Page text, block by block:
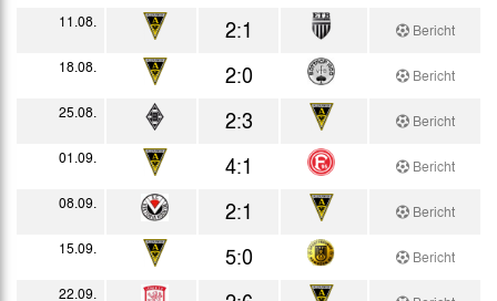
11.08.
2:1
Bericht
18.08.
2:0
Bericht
25.08.
2:3
Bericht
01.09.
4:1
Bericht
08.09.
2:1
Bericht
15.09.
5:0
Bericht
22.09.